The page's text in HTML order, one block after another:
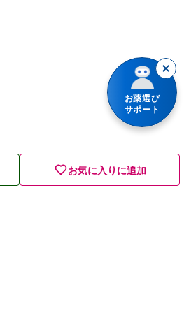
お気に入りに追加
お薬選び
サポート